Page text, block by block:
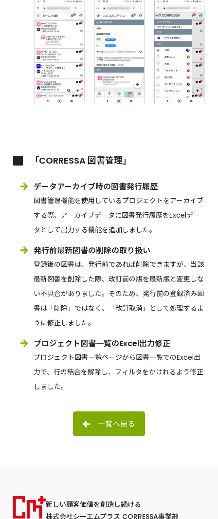
「CORRESSA 図書管理」
データアーカイブ時の図書発行履歴
図書管理機能を使用しているプロジェクトをアーカイブ
する際、アーカイブデータに図書発行履歴をExcelデー
タとして出力する機能を追加しました。
発行前最新図書の削除の取り扱い
登録後の図書は、発行前であれば削除できますが、当該
最新図書を削除した際、改訂前の版を最新版と変更しな
い不具合がありました。そのため、発行前の登録済み図
書は「削除」ではなく、「改訂取消」として処理するよ
うに修正しました。
プロジェクト図書一覧のExcel出力修正
プロジェクト図書一覧ページから図書一覧でのExcel出
力で、行の結合を解除し、フィルタをかけれるよう修正
しました。
一覧へ戻る
新しい顧客価値を創造し続ける
株式会社シーエムプラス CORRESSA事業部